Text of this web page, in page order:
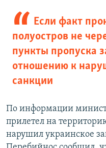
Если факт
полуостров не
пункты пропуска
отношению к
санкции
По информации
прилетел на
нарушил украинское